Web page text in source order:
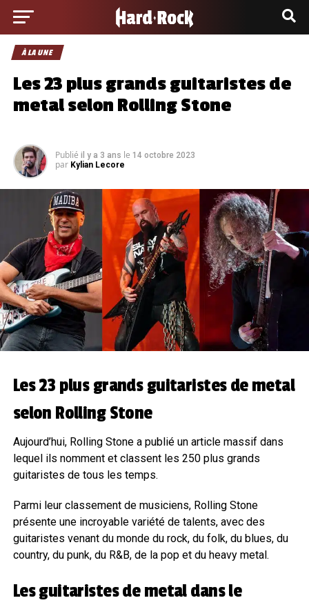
À LA UNE
Les 23 plus grands guitaristes de
metal selon Rolling Stone
Publié il y a 3 ans le 14 octobre 2023
par Kylian Lecore
Les 23 plus grands guitaristes de metal
selon Rolling Stone
Aujourd’hui, Rolling Stone a publié un article massif dans
lequel ils nomment et classent les 250 plus grands
guitaristes de tous les temps.
Parmi leur classement de musiciens, Rolling Stone
présente une incroyable variété de talents, avec des
guitaristes venant du monde du rock, du folk, du blues, du
country, du punk, du R&B, de la pop et du heavy metal.
Les guitaristes de metal dans le